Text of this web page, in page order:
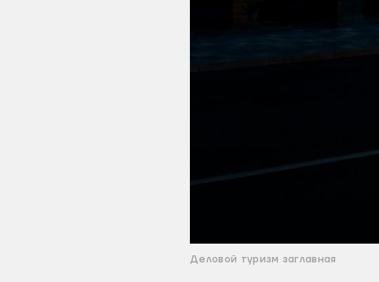
Деловой туризм заглавная